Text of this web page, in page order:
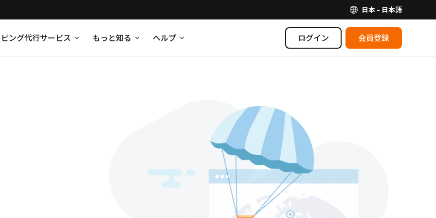
日本 - 日本語
ング代行サービス もっと知る ヘルプ ログイン 会員登録